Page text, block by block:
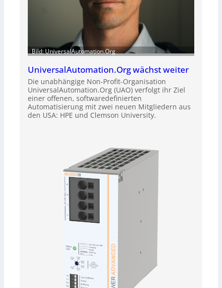
Bild: UniversalAutomation.Org
UniversalAutomation.Org wächst weiter
Die unabhängige Non-Profit-Organisation
UniversalAutomation.Org (UAO) verfolgt ihr Ziel
einer offenen, softwaredefinierten
Automatisierung mit zwei neuen Mitgliedern aus
den USA: HPE und Clemson University.